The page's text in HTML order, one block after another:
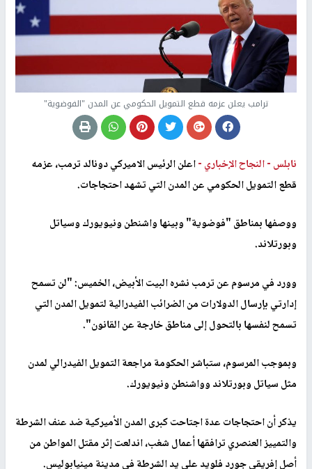
ترامب يعلن عزمه قطع التمويل الحكومي عن المدن "الفوضوية"
نابلس -النجاح الإخباري -اعلن الرئيس الاميركي دونالد ترمب، عزمه
قطع التمويل الحكومي عن المدن التي تشهد احتجاجات.
ووصفها بمناطق "فوضوية" وبينها واشنطن ونيويورك وسياتل
وبورتلاند.
وورد في مرسوم عن ترمب نشره البيت الأبيض، الخميس: "لن تسمح
إدارتي بإرسال الدولارات من الضرائب الفيدرالية لتمويل المدن التي
تسمح لنفسها بالتحول إلى مناطق خارجة عن القانون".
وبموجب المرسوم، ستباشر الحكومة مراجعة التمويل الفيدرالي لمدن
مثل سياتل وبورتلاند وواشنطن ونيويورك.
يذكر أن احتجاجات عدة اجتاحت كبرى المدن الأميركية ضد عنف الشرطة
والتمييز العنصري ترافقها أعمال شغب، اندلعت إثر مقتل المواطن من
أصل إفريقي جورد فلويد على يد الشرطة في مدينة مينيابوليس.